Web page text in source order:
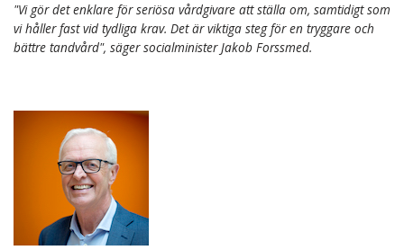
"Vi gör det enklare för seriösa vårdgivare att ställa om, samtidigt som
vi håller fast vid tydliga krav. Det är viktiga steg för en tryggare och
bättre tandvård", säger socialminister Jakob Forssmed.